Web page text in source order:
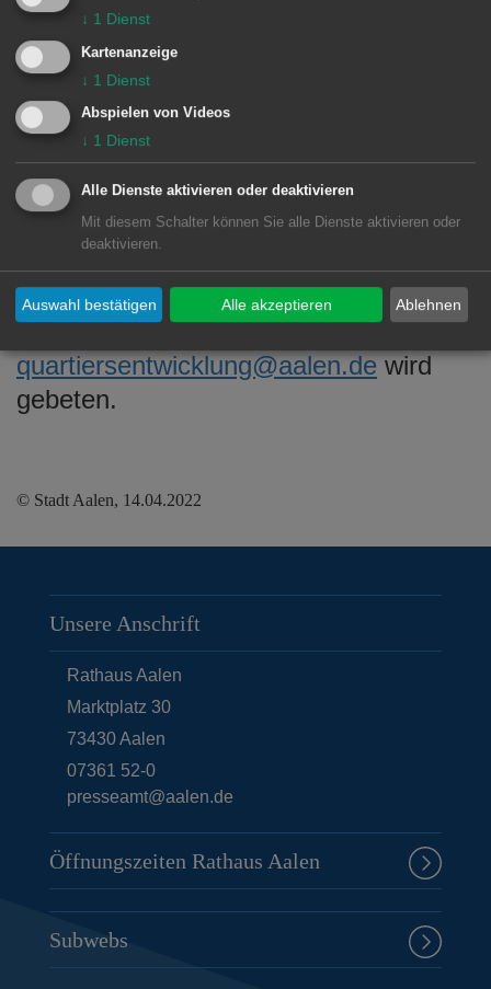
vorbei am katholischen
Familienzentrum St. Franziskus und
endet beim Ökumenischen
Gemeindezentrum Peter und Paul auf
der Heide. Im Anschluss besteht
wieder die Möglichkeit, sich bei einer
Suppe auszutauschen und Ideen und
Projekte für eine gute Nachbarschaft zu
entwickeln.
Um Anmeldung unter
quartiersentwicklung@aalen.dewird
gebeten.
© Stadt Aalen, 14.04.2022
Unsere Anschrift
Rathaus Aalen
Marktplatz 30
73430Aalen
07361 52-0
presseamt@aalen.de
Öffnungszeiten Rathaus Aalen
Subwebs
↓ 1 Dienst
Kartenanzeige
↓ 1 Dienst
Abspielen von Videos
↓ 1 Dienst
Alle Dienste aktivieren oder deaktivieren
Mit diesem Schalter können Sie alle Dienste aktivieren oder
deaktivieren.
Ablehnen
Auswahl bestätigen Alle akzeptieren